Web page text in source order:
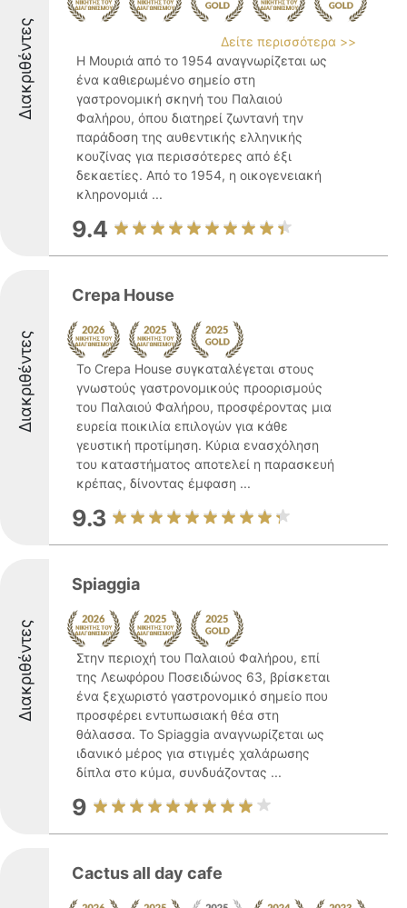
Διακριθέντες
Δείτε περισσότερα >>
Η Μουριά από το 1954 αναγνωρίζεται ως
ένα καθιερωμένο σημείο στη
γαστρονομική σκηνή του Παλαιού
Φαλήρου, όπου διατηρεί ζωντανή την
παράδοση της αυθεντικής ελληνικής
κουζίνας για περισσότερες από έξι
δεκαετίες. Από το 1954, η οικογενειακή
κληρονομιά ...
9.4
Διακριθέντες
Crepa House
Το Crepa House συγκαταλέγεται στους
γνωστούς γαστρονομικούς προορισμούς
του Παλαιού Φαλήρου, προσφέροντας μια
ευρεία ποικιλία επιλογών για κάθε
γευστική προτίμηση. Κύρια ενασχόληση
του καταστήματος αποτελεί η παρασκευή
κρέπας, δίνοντας έμφαση ...
9.3
Διακριθέντες
Spiaggia
Στην περιοχή του Παλαιού Φαλήρου, επί
της Λεωφόρου Ποσειδώνος 63, βρίσκεται
ένα ξεχωριστό γαστρονομικό σημείο που
προσφέρει εντυπωσιακή θέα στη
θάλασσα. Το Spiaggia αναγνωρίζεται ως
ιδανικό μέρος για στιγμές χαλάρωσης
δίπλα στο κύμα, συνδυάζοντας ...
9
Cactus all day cafe